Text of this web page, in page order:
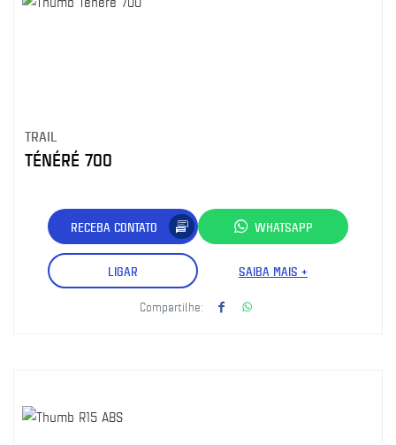
TRAIL
TÉNÉRÉ 700
RECEBA CONTATO WHATSAPP
LIGAR SAIBA MAIS +
Compartilhe: